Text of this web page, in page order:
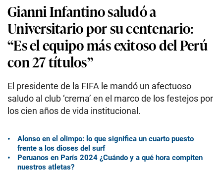
Gianni Infantino saludó a
Universitario por su centenario:
“Es el equipo más exitoso del Perú
con 27 títulos”
El presidente de la FIFA le mandó un afectuoso
saludo al club ‘crema’ en el marco de los festejos por
los cien años de vida institucional.
Alonso en el olimpo: lo que significa un cuarto puesto
frente a los dioses del surf
Peruanos en París 2024 ¿Cuándo y a qué hora compiten
nuestros atletas?